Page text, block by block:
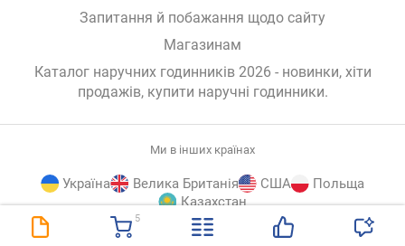
5
Запитання й побажання щодо сайту
Магазинам
Каталог наручних годинників 2026 - новинки, хіти
продажів, купити наручні годинники.
Ми в інших країнах
Україна Велика Британія США
Польща
Казахстан